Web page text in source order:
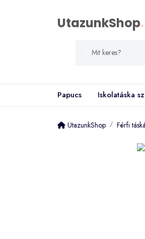
UtazunkShop.
Papucs Iskolatáska
UtazunkShop Férfi